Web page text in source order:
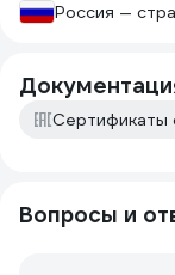
Россия —
Сертификаты
Вопросы и